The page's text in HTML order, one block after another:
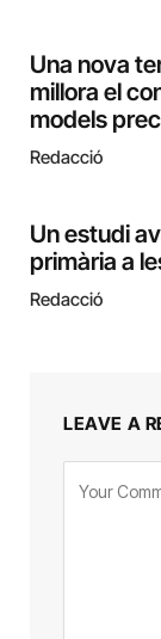
Una nova
millora el
models
Redacció
Un estudi
primària a
Redacció
LEAVE A